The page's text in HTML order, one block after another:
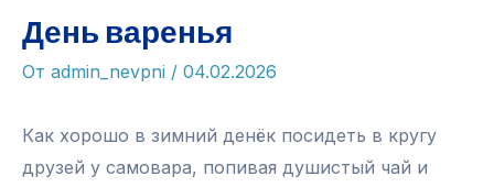
День варенья
От admin_nevpni / 04.02.2026
Как хорошо в зимний денёк посидеть в кругу
друзей у самовара, попивая душистый чай и